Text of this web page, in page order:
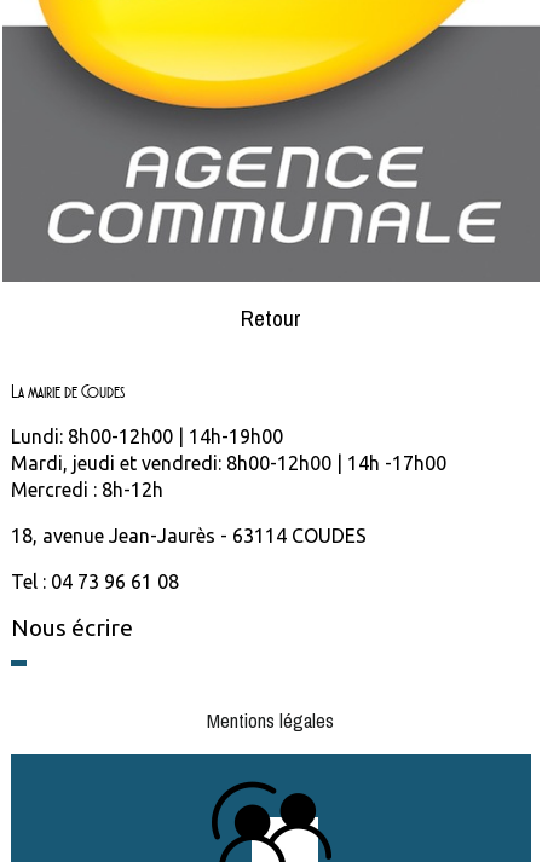
Retour
La mairie de Coudes
Lundi: 8h00-12h00 | 14h-19h00
Mardi, jeudi et vendredi: 8h00-12h00 | 14h -17h00
Mercredi : 8h-12h
18, avenue Jean-Jaurès - 63114 COUDES
Tel : 04 73 96 61 08
Nous écrire
Mentions légales